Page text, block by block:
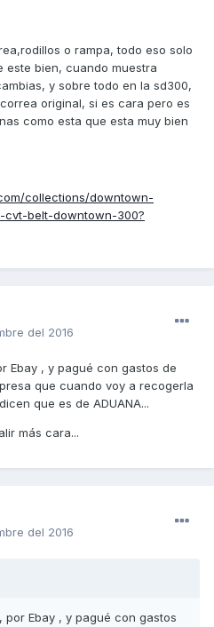
o rampa, todo eso solo
este bien, cuando muestra
y sobre todo en la sd300,
original, si es cara pero es
como esta que esta muy bien
collections/downtown-
belt-downtown-300?
del 2016
Ebay , y pagué con gastos de
que cuando voy a recogerla
que es de ADUANA...
más cara...
del 2016
Ebay , y pagué con gastos